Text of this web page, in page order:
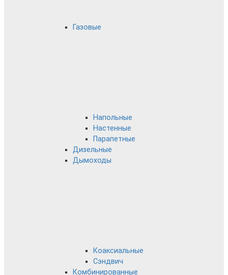
Газовые
Напольные
Настенные
Парапетные
Дизельные
Дымоходы
Коаксиальные
Сэндвич
Комбинированные